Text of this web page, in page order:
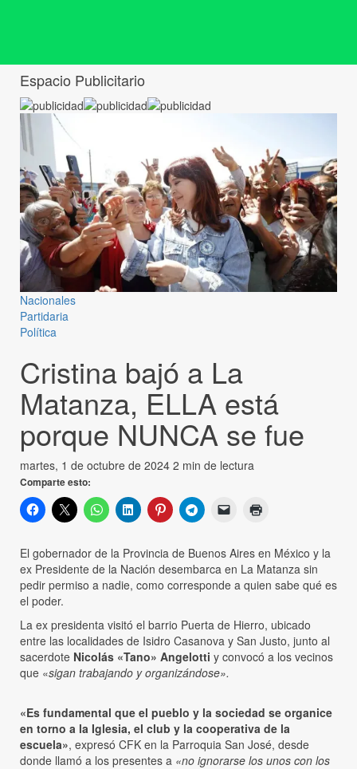
Espacio Publicitario
Nacionales
Partidaria
Política
Cristina bajó a La
Matanza, ELLA está
porque NUNCA se fue
martes, 1 de octubre de 2024 2 min de lectura
Comparte esto:
El gobernador de la Provincia de Buenos Aires en México y la
ex Presidente de la Nación desembarca en La Matanza sin
pedir permiso a nadie, como corresponde a quien sabe qué es
el poder.
La ex presidenta visitó el barrio Puerta de Hierro, ubicado
entre las localidades de Isidro Casanova y San Justo, junto al
sacerdote Nicolás «Tano» Angelotti y convocó a los vecinos
que «sigan trabajando y organizándose».
«Es fundamental que el pueblo y la sociedad se organice
en torno a la Iglesia, el club y la cooperativa de la
escuela», expresó CFK en la Parroquia San José, desde
donde llamó a los presentes a «no ignorarse los unos con los